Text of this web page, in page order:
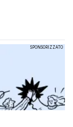
SPONSORIZZATO